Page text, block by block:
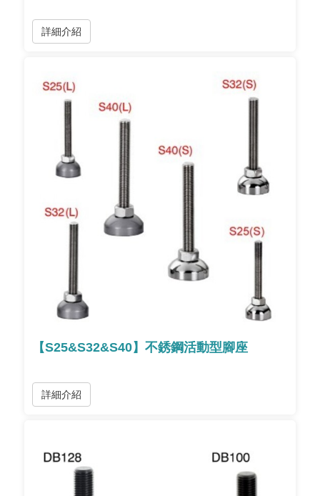
詳細介紹
【S25&S32&S40】不銹鋼活動型腳座
詳細介紹